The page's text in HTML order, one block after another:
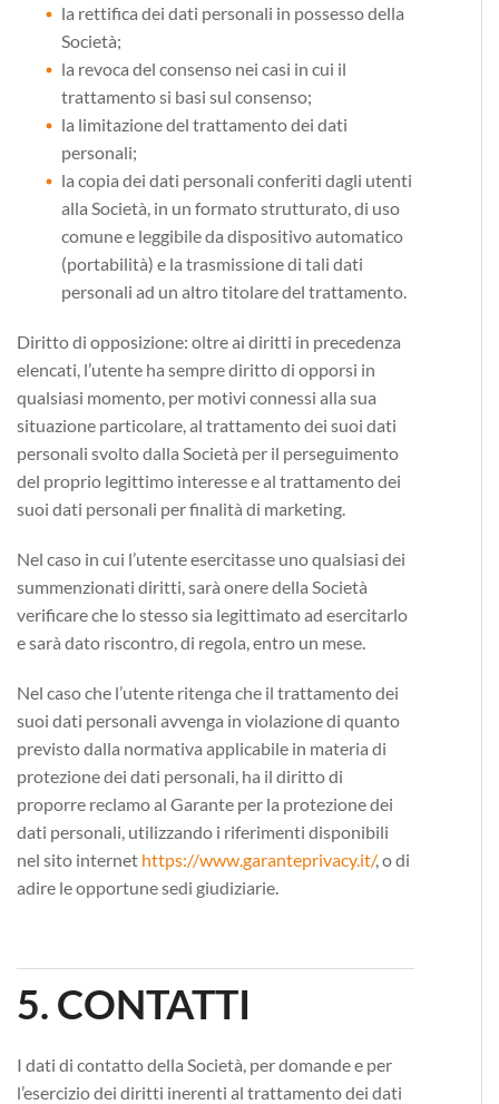
la rettifica dei dati personali in possesso della
Società;
la revoca del consenso nei casi in cui il
trattamento si basi sul consenso;
la limitazione del trattamento dei dati
personali;
la copia dei dati personali conferiti dagli utenti
alla Società, in un formato strutturato, di uso
comune e leggibile da dispositivo automatico
(portabilità) e la trasmissione di tali dati
personali ad un altro titolare del trattamento.
Diritto di opposizione: oltre ai diritti in precedenza
elencati, l’utente ha sempre diritto di opporsi in
qualsiasi momento, per motivi connessi alla sua
situazione particolare, al trattamento dei suoi dati
personali svolto dalla Società per il perseguimento
del proprio legittimo interesse e al trattamento dei
suoi dati personali per finalità di marketing.
Nel caso in cui l’utente esercitasse uno qualsiasi dei
summenzionati diritti, sarà onere della Società
verificare che lo stesso sia legittimato ad esercitarlo
e sarà dato riscontro, di regola, entro un mese.
Nel caso che l’utente ritenga che il trattamento dei
suoi dati personali avvenga in violazione di quanto
previsto dalla normativa applicabile in materia di
protezione dei dati personali, ha il diritto di
proporre reclamo al Garante per la protezione dei
dati personali, utilizzando i riferimenti disponibili
nel sito internet https://www.garanteprivacy.it/, o di
adire le opportune sedi giudiziarie.
5. CONTATTI
I dati di contatto della Società, per domande e per
l’esercizio dei diritti inerenti al trattamento dei dati